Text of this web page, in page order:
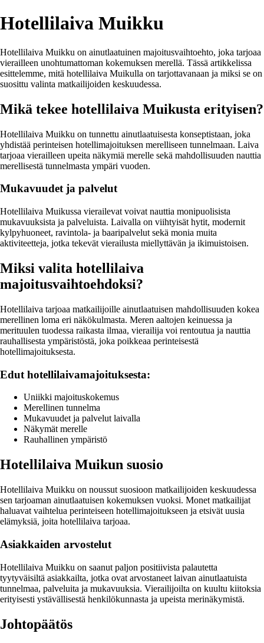
Hotellilaiva Muikku
Hotellilaiva Muikku on ainutlaatuinen majoitusvaihtoehto, joka tarjoaa
vierailleen unohtumattoman kokemuksen merellä. Tässä artikkelissa
esittelemme, mitä hotellilaiva Muikulla on tarjottavanaan ja miksi se on
suosittu valinta matkailijoiden keskuudessa.
Mikä tekee hotellilaiva Muikusta erityisen?
Hotellilaiva Muikku on tunnettu ainutlaatuisesta konseptistaan, joka
yhdistää perinteisen hotellimajoituksen merelliseen tunnelmaan. Laiva
tarjoaa vierailleen upeita näkymiä merelle sekä mahdollisuuden nauttia
merellisestä tunnelmasta ympäri vuoden.
Mukavuudet ja palvelut
Hotellilaiva Muikussa vierailevat voivat nauttia monipuolisista
mukavuuksista ja palveluista. Laivalla on viihtyisät hytit, modernit
kylpyhuoneet, ravintola- ja baaripalvelut sekä monia muita
aktiviteetteja, jotka tekevät vierailusta miellyttävän ja ikimuistoisen.
Miksi valita hotellilaiva
majoitusvaihtoehdoksi?
Hotellilaiva tarjoaa matkailijoille ainutlaatuisen mahdollisuuden kokea
merellinen loma eri näkökulmasta. Meren aaltojen keinuessa ja
merituulen tuodessa raikasta ilmaa, vierailija voi rentoutua ja nauttia
rauhallisesta ympäristöstä, joka poikkeaa perinteisestä
hotellimajoituksesta.
Edut hotellilaivamajoituksesta:
Uniikki majoituskokemus
Merellinen tunnelma
Mukavuudet ja palvelut laivalla
Näkymät merelle
Rauhallinen ympäristö
Hotellilaiva Muikun suosio
Hotellilaiva Muikku on noussut suosioon matkailijoiden keskuudessa
sen tarjoaman ainutlaatuisen kokemuksen vuoksi. Monet matkailijat
haluavat vaihtelua perinteiseen hotellimajoitukseen ja etsivät uusia
elämyksiä, joita hotellilaiva tarjoaa.
Asiakkaiden arvostelut
Hotellilaiva Muikku on saanut paljon positiivista palautetta
tyytyväisiltä asiakkailta, jotka ovat arvostaneet laivan ainutlaatuista
tunnelmaa, palveluita ja mukavuuksia. Vierailijoilta on kuultu kiitoksia
erityisesti ystävällisestä henkilökunnasta ja upeista merinäkymistä.
Johtopäätös